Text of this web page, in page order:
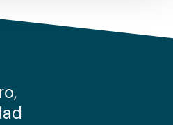
haga del sitio web con
sociales, publicidad y análisis